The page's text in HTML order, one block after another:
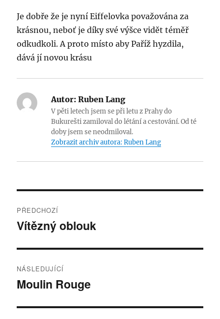
Je dobře že je nyní Eiffelovka považována za
krásnou, neboť je díky své výšce vidět téměř
odkudkoli. A proto místo aby Paříž hyzdila,
dává jí novou krásu
Autor: Ruben Lang
V pěti letech jsem se při letu z Prahy do
Bukurešti zamiloval do létání a cestování. Od té
doby jsem se neodmiloval.
Zobrazit archiv autora: Ruben Lang
pro
PŘEDCHOZÍ
Předchozí
Vítězný oblouk
NÁSLEDUJÍCÍ
Následující
Moulin Rouge